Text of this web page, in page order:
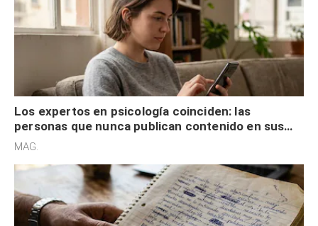
Los expertos en psicología coinciden: las
personas que nunca publican contenido en sus
redes sociales no pretenden buscar validación
MAG.